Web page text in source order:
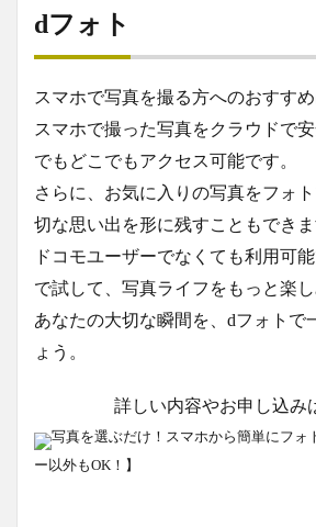
dフォト
スマホで写真を撮る方へのおすすめ
スマホで撮った写真をクラウドで
でもどこでもアクセス可能です。
さらに、お気に入りの写真をフォ
切な思い出を形に残すこともできま
ドコモユーザーでなくても利用可
で試して、写真ライフをもっと楽し
あなたの大切な瞬間を、dフォトで
ょう。
詳しい内容やお申し込み
写真を選ぶだけ！スマホから簡単にフ
ー以外もOK！】